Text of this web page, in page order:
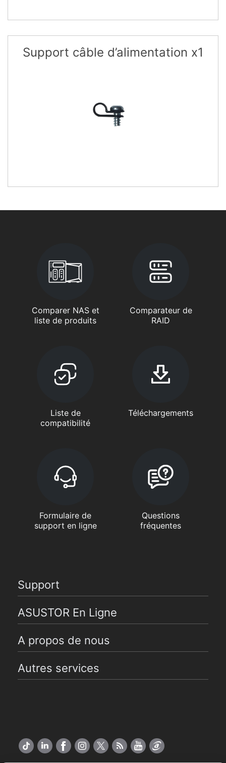
Support câble d’alimentation x1
Comparer NAS et
liste de produits
Comparateur de
RAID
Liste de
compatibilité
Téléchargements
Formulaire de
support en ligne
Questions
fréquentes
Support
ASUSTOR En Ligne
A propos de nous
Autres services